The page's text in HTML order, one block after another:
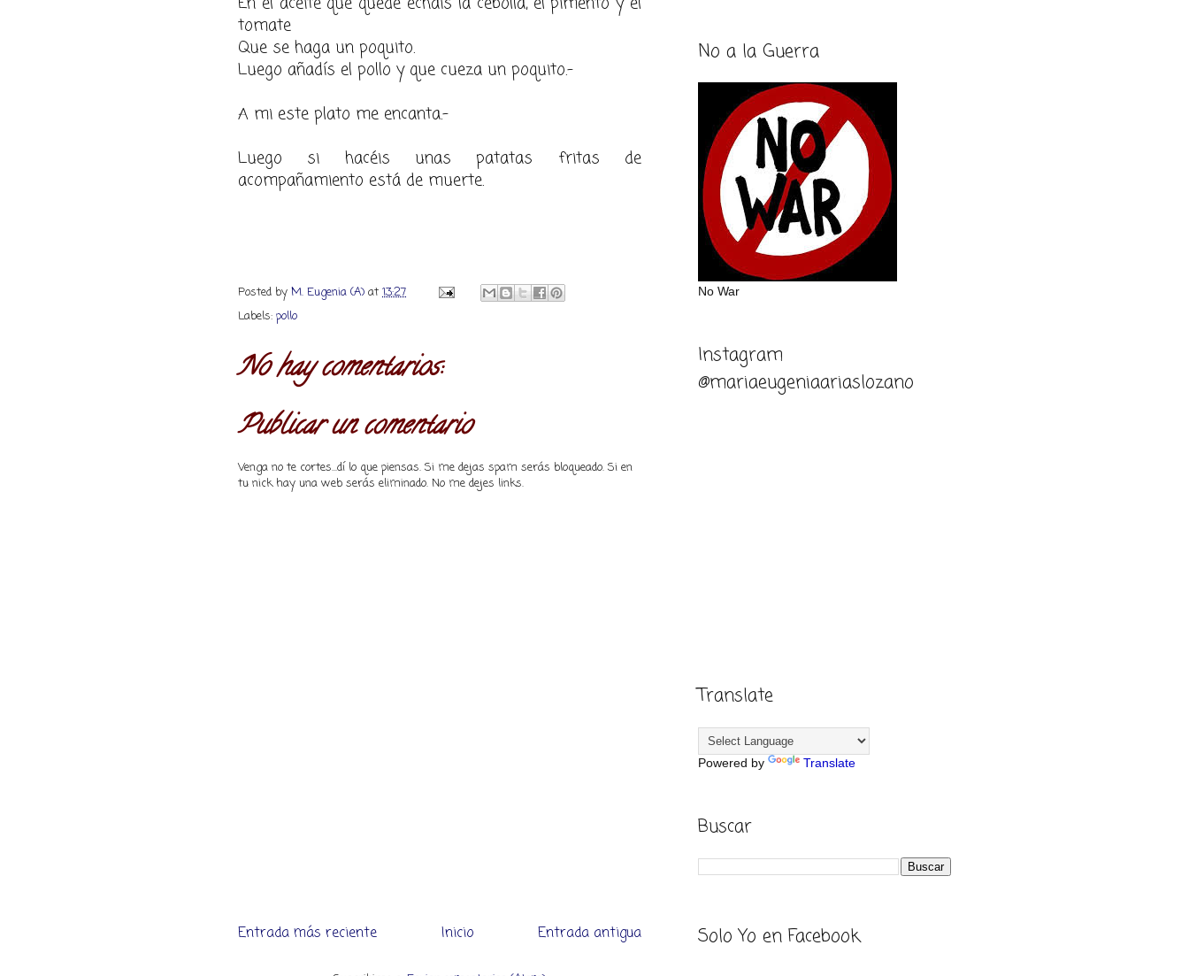
tomate
Que se haga un poquito.
Luego añadís el pollo y que cueza un poquito.-
A mi este plato me encanta.-
Luego si hacéis unas patatas fritas de
acompañamiento está de muerte.
Posted by M. Eugenia (A) at 13:27
Labels: pollo
No hay comentarios:
Publicar un comentario
Venga no te cortes...dí lo que piensas. Si me dejas spam serás bloqueado. Si en
tu nick hay una web serás eliminado. No me dejes links.
Entrada más reciente Entrada antigua
Inicio
No a la Guerra
No War
Instagram
@mariaeugeniaariaslozano
Translate
Powered by Translate
Buscar
Solo Yo en Facebook